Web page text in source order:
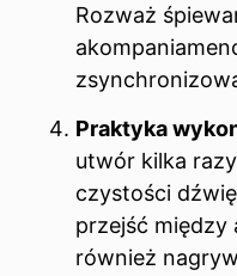
Rozważ
Praktyka
utwór kilka
czystości
przejść między
również